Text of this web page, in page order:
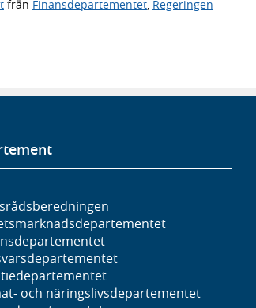
från Finansdepartementet, Regeringen
och näringslivs­departementet